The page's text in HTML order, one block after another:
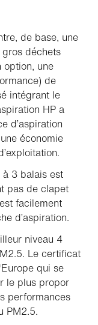
de base, une
déchets
option, une
de
intégrant le
HP a
d’aspiration
économie
à 3 balais est
pas de clapet
facilement
d’aspiration.
niveau 4
Le certificat
qui se
le plus propor
performances
PM2.5.